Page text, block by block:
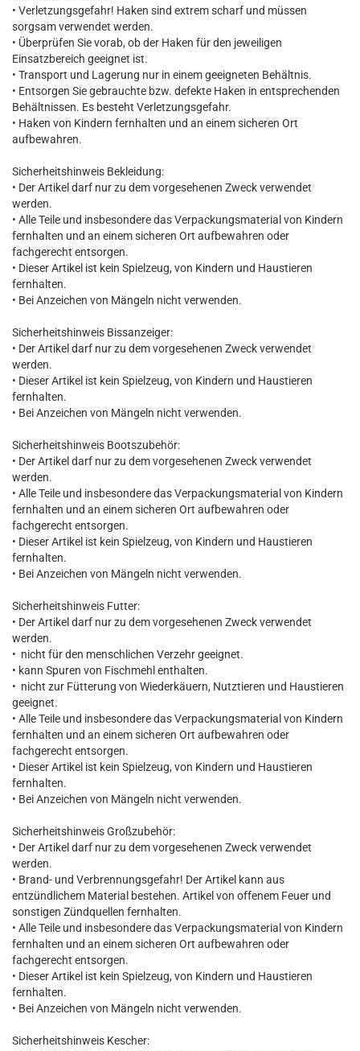
• Verletzungsgefahr! Haken sind extrem scharf und müssen
sorgsam verwendet werden.
• Überprüfen Sie vorab, ob der Haken für den jeweiligen
Einsatzbereich geeignet ist.
• Transport und Lagerung nur in einem geeigneten Behältnis.
• Entsorgen Sie gebrauchte bzw. defekte Haken in entsprechenden
Behältnissen. Es besteht Verletzungsgefahr.
• Haken von Kindern fernhalten und an einem sicheren Ort
aufbewahren.
Sicherheitshinweis Bekleidung:
• Der Artikel darf nur zu dem vorgesehenen Zweck verwendet
werden.
• Alle Teile und insbesondere das Verpackungsmaterial von Kindern
fernhalten und an einem sicheren Ort aufbewahren oder
fachgerecht entsorgen.
• Dieser Artikel ist kein Spielzeug, von Kindern und Haustieren
fernhalten.
• Bei Anzeichen von Mängeln nicht verwenden.
Sicherheitshinweis Bissanzeiger:
• Der Artikel darf nur zu dem vorgesehenen Zweck verwendet
werden.
• Dieser Artikel ist kein Spielzeug, von Kindern und Haustieren
fernhalten.
• Bei Anzeichen von Mängeln nicht verwenden.
Sicherheitshinweis Bootszubehör:
• Der Artikel darf nur zu dem vorgesehenen Zweck verwendet
werden.
• Alle Teile und insbesondere das Verpackungsmaterial von Kindern
fernhalten und an einem sicheren Ort aufbewahren oder
fachgerecht entsorgen.
• Dieser Artikel ist kein Spielzeug, von Kindern und Haustieren
fernhalten.
• Bei Anzeichen von Mängeln nicht verwenden.
Sicherheitshinweis Futter:
• Der Artikel darf nur zu dem vorgesehenen Zweck verwendet
werden.
• nicht für den menschlichen Verzehr geeignet.
• kann Spuren von Fischmehl enthalten.
• nicht zur Fütterung von Wiederkäuern, Nutztieren und Haustieren
geeignet.
• Alle Teile und insbesondere das Verpackungsmaterial von Kindern
fernhalten und an einem sicheren Ort aufbewahren oder
fachgerecht entsorgen.
• Dieser Artikel ist kein Spielzeug, von Kindern und Haustieren
fernhalten.
• Bei Anzeichen von Mängeln nicht verwenden.
Sicherheitshinweis Großzubehör:
• Der Artikel darf nur zu dem vorgesehenen Zweck verwendet
werden.
• Brand- und Verbrennungsgefahr! Der Artikel kann aus
entzündlichem Material bestehen. Artikel von offenem Feuer und
sonstigen Zündquellen fernhalten.
• Alle Teile und insbesondere das Verpackungsmaterial von Kindern
fernhalten und an einem sicheren Ort aufbewahren oder
fachgerecht entsorgen.
• Dieser Artikel ist kein Spielzeug, von Kindern und Haustieren
fernhalten.
• Bei Anzeichen von Mängeln nicht verwenden.
Sicherheitshinweis Kescher: